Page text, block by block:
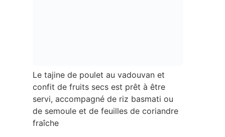
Le tajine de poulet au vadouvan et
confit de fruits secs est prêt à être
servi, accompagné de riz basmati ou
de semoule et de feuilles de coriandre
fraîche